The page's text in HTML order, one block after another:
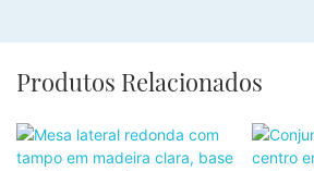
Produtos Relacionados